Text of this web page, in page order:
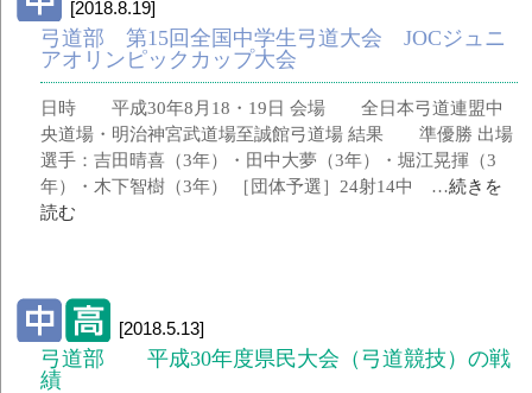
[2018.8.19]
弓道部 第15回全国中学生弓道大会 JOCジュニ
アオリンピックカップ大会
日時 平成30年8月18・19日 会場 全日本弓道連盟中
央道場・明治神宮武道場至誠館弓道場 結果 準優勝 出場
選手：吉田晴喜（3年）・田中大夢（3年）・堀江晃揮（3
年）・木下智樹（3年） ［団体予選］24射14中 …続きを
読む
[2018.5.13]
弓道部 平成30年度県民大会（弓道競技）の戦
績